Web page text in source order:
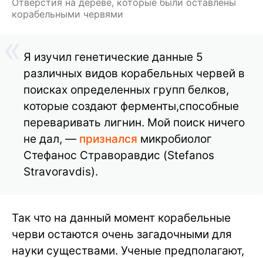
корабельными червями
Я изучил генетические данные 5
различных видов корабельных червей в
поисках определенных групп белков,
которые создают ферменты,способные
переваривать лигнин. Мой поиск ничего
не дал, — признался микробиолог
Стефанос Страворавдис (Stefanos
Stravoravdis).
Так что на данный момент корабельные
черви остаются очень загадочными для
науки существами. Ученые предполагают,